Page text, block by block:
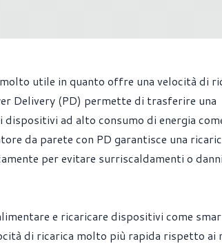
utile in quanto offre una velocità di
Delivery (PD) permette di trasferire una
ad alto consumo di energia
da parete con PD garantisce una
per evitare surriscaldamenti o
e ricaricare dispositivi come
di ricarica molto più rapida rispetto ai